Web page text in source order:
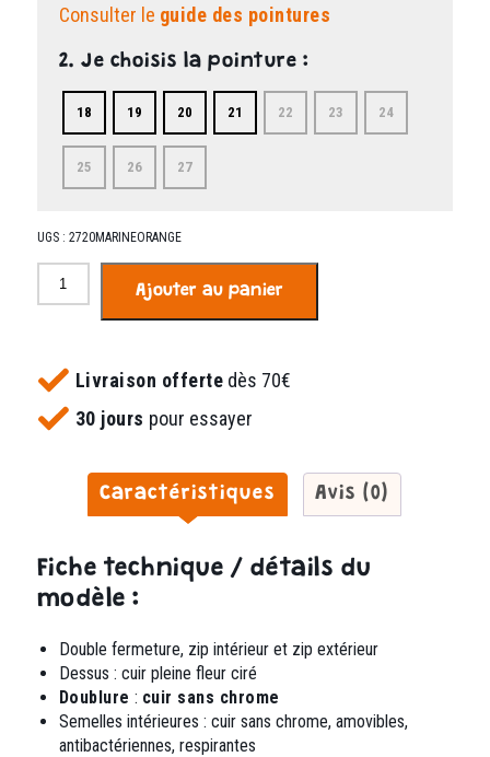
Consulter le guide des pointures
2. Je choisis la pointure :
18 19 20 21 22 23 24
25 26 27
UGS : 2720MARINEORANGE
orange
Ajouter au panier
Livraison offerte dès 70€
30 jours pour essayer
Caractéristiques Avis (0)
Fiche technique / détails du
modèle :
Double fermeture, zip intérieur et zip extérieur
Dessus : cuir pleine fleur ciré
Doublure : cuir sans chrome
Semelles intérieures : cuir sans chrome, amovibles,
antibactériennes, respirantes